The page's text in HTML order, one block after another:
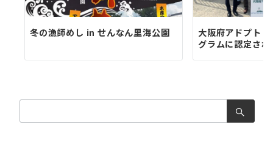
冬の漁師めし in せんなん里海公園
大阪府アドプト
グラムに認定され
索：